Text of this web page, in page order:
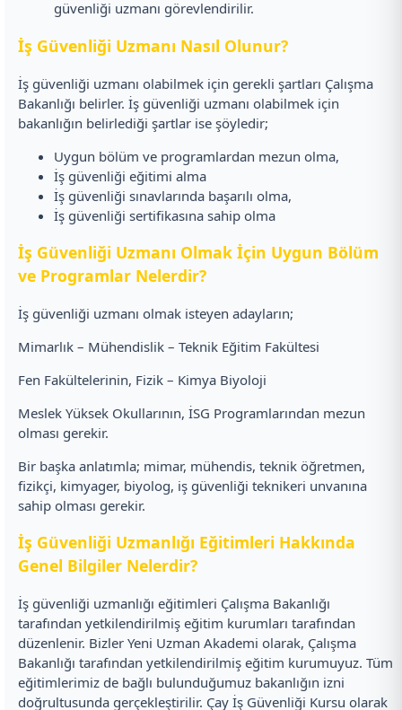
güvenliği uzmanı görevlendirilir.
İş Güvenliği Uzmanı Nasıl Olunur?
İş güvenliği uzmanı olabilmek için gerekli şartları Çalışma
Bakanlığı belirler. İş güvenliği uzmanı olabilmek için
bakanlığın belirlediği şartlar ise şöyledir;
Uygun bölüm ve programlardan mezun olma,
İş güvenliği eğitimi alma
İş güvenliği sınavlarında başarılı olma,
İş güvenliği sertifikasına sahip olma
İş Güvenliği Uzmanı Olmak İçin Uygun Bölüm
ve Programlar Nelerdir?
İş güvenliği uzmanı olmak isteyen adayların;
Mimarlık – Mühendislik – Teknik Eğitim Fakültesi
Fen Fakültelerinin, Fizik – Kimya Biyoloji
Meslek Yüksek Okullarının, İSG Programlarından mezun
olması gerekir.
Bir başka anlatımla; mimar, mühendis, teknik öğretmen,
fizikçi, kimyager, biyolog, iş güvenliği teknikeri unvanına
sahip olması gerekir.
İş Güvenliği Uzmanlığı Eğitimleri Hakkında
Genel Bilgiler Nelerdir?
İş güvenliği uzmanlığı eğitimleri Çalışma Bakanlığı
tarafından yetkilendirilmiş eğitim kurumları tarafından
düzenlenir. Bizler Yeni Uzman Akademi olarak, Çalışma
Bakanlığı tarafından yetkilendirilmiş eğitim kurumuyuz. Tüm
eğitimlerimiz de bağlı bulunduğumuz bakanlığın izni
doğrultusunda gerçekleştirilir. Çay İş Güvenliği Kursu olarak